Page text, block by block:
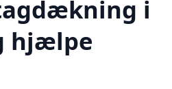
i
hjælpe